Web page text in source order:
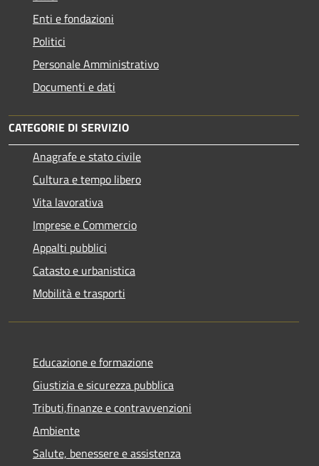
Enti e fondazioni
Politici
Personale Amministrativo
Documenti e dati
CATEGORIE DI SERVIZIO
Anagrafe e stato civile
Cultura e tempo libero
Vita lavorativa
Imprese e Commercio
Appalti pubblici
Catasto e urbanistica
Mobilità e trasporti
Educazione e formazione
Giustizia e sicurezza pubblica
Tributi,finanze e contravvenzioni
Ambiente
Salute, benessere e assistenza